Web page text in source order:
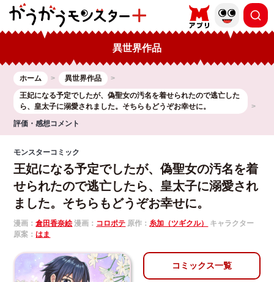
異世界作品
ホーム
異世界作品
王妃になる予定でしたが、偽聖女の汚名を着せられたので逃亡した
ら、皇太子に溺愛されました。そちらもどうぞお幸せに。
評価・感想コメント
モンスターコミック
王妃になる予定でしたが、偽聖女の汚名を着
せられたので逃亡したら、皇太子に溺愛され
ました。そちらもどうぞお幸せに。
漫画：倉田香奈絵漫画： コロポテ 原作： 糸加（ツギクル）
キャラクター
原案：はま
コミックス一覧